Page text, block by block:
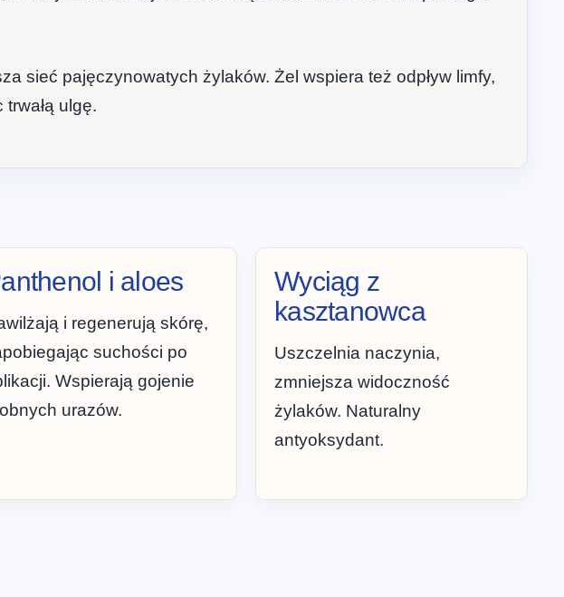
sieć pajęczynowatych żylaków. Żel wspiera też odpływ limfy,
ulgę.
i aloes
i regenerują skórę,
suchości po
Wspierają gojenie
urazów.
Wyciąg z
kasztanowca
Uszczelnia naczynia,
zmniejsza widoczność
żylaków. Naturalny
antyoksydant.